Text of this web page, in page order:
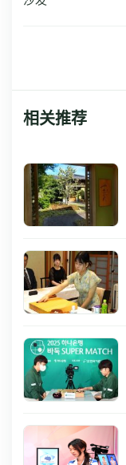
相关推荐